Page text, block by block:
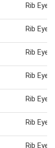
Rib Eye,
Rib Eye,
Rib Eye,
Rib Eye
Rib Eye
Rib Eye
Rib Eye